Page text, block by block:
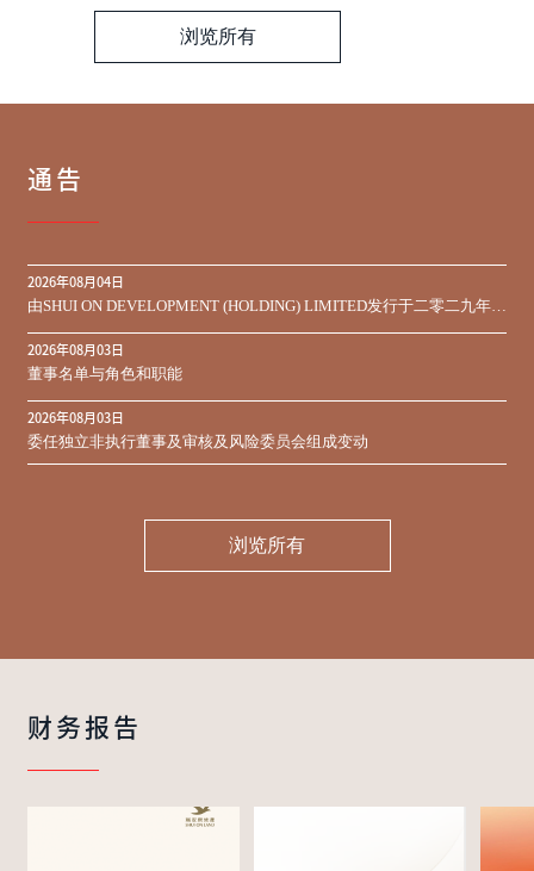
浏览所有
通告
2026年08月04日
由SHUI ON DEVELOPMENT (HOLDING) LIMITED发行于二零二九年到
期之450,000,000美元9.75%优先票据之同意征求于届满期限前收到的
同意结果
2026年08月03日
董事名单与角色和职能
2026年08月03日
委任独立非执行董事及审核及风险委员会组成变动
浏览所有
财务报告